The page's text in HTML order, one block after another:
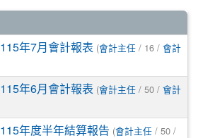
115年7月會計報表 (會計主任/ 16 / 會計
115年6月會計報表 (會計主任/ 50 / 會計
115年度半年結算報告 (會計主任/ 50 /